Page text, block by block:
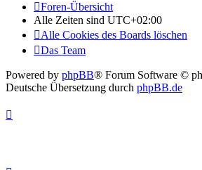
Foren-Übersicht
Alle Zeiten sind UTC+02:00
Alle Cookies des Boards löschen
Das Team
Powered by phpBB® Forum Software ©
Deutsche Übersetzung durch phpBB.de